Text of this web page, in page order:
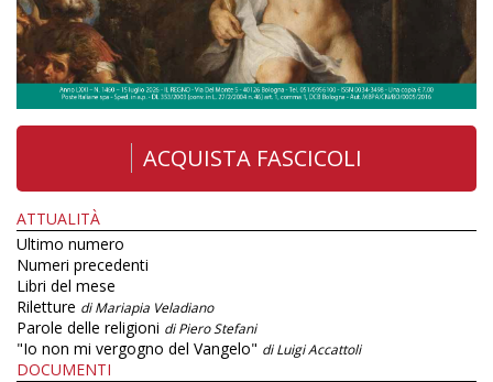
ACQUISTA FASCICOLI
ATTUALITÀ
Ultimo numero
Numeri precedenti
Libri del mese
Riletture di Mariapia Veladiano
Parole delle religioni di Piero Stefani
"Io non mi vergogno del Vangelo" di Luigi Accattoli
DOCUMENTI